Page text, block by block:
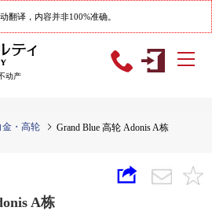
翻译，内容并非100%准确。
动产
金・高轮 Grand Blue 高轮 Adonis A栋
A栋